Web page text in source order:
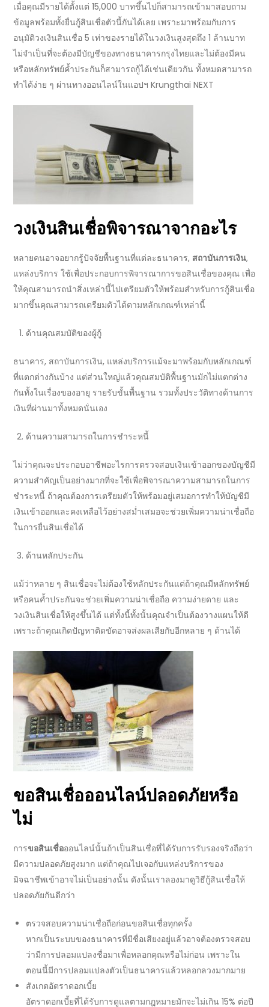
เมื่อคุณมีรายได้ตั้งแต่15,000บาทขึ้นไปก็สามารถเข้ามาสอบถาม
ข้อมูลพร้อมทั้งยื่นกู้สินเชื่อตัวนี้กันได้เลย เพราะมาพร้อมกับการ
อนุมัติวงเงินสินเชื่อ 5 เท่าของรายได้ในวงเงินสูงสุดถึง 1 ล้านบาท
ไม่จำเป็นที่จะต้องมีบัญชีของทางธนาคารกรุงไทยและไม่ต้องมีคน
หรือหลักทรัพย์ค้ำประกันก็สามารถกู้ได้เช่นเดียวกัน ทั้งหมดสามารถ
ทำได้ง่าย ๆ ผ่านทางออนไลน์ในแอปฯ Krungthai NEXT
วงเงินสินเชื่อพิจารณาจากอะไร
หลายคนอาจอยากรู้ปัจจัยพื้นฐานที่แต่ละธนาคาร, สถาบันการเงิน,
แหล่งบริการ ใช้เพื่อประกอบการพิจารณาการขอสินเชื่อของคุณ เพื่อ
ให้คุณสามารถนำสิ่งเหล่านี้ไปเตรียมตัวให้พร้อมสำหรับการกู้สินเชื่อ
มากขึ้นคุณสามารถเตรียมตัวได้ตามหลักเกณฑ์เหล่านี้
ด้านคุณสมบัติของผู้กู้
ธนาคาร, สถาบันการเงิน, แหล่งบริการแม้จะมาพร้อมกับหลักเกณฑ์
ที่แตกต่างกันบ้าง แต่ส่วนใหญ่แล้วคุณสมบัติพื้นฐานมักไม่แตกต่าง
กันทั้งในเรื่องของอายุ รายรับขั้นพื้นฐาน รวมทั้งประวัติทางด้านการ
เงินที่ผ่านมาทั้งหมดนั่นเอง
ด้านความสามารถในการชำระหนี้
ไม่ว่าคุณจะประกอบอาชีพอะไรการตรวจสอบเงินเข้าออกของบัญชีมี
ความสำคัญเป็นอย่างมากที่จะใช้เพื่อพิจารณาความสามารถในการ
ชำระหนี้ ถ้าคุณต้องการเตรียมตัวให้พร้อมอยู่เสมอการทำให้บัญชีมี
เงินเข้าออกและคงเหลือไว้อย่างสม่ำเสมอจะช่วยเพิ่มความน่าเชื่อถือ
ในการยื่นสินเชื่อได้
ด้านหลักประกัน
แม้ว่าหลาย ๆ สินเชื่อจะไม่ต้องใช้หลักประกันแต่ถ้าคุณมีหลักทรัพย์
หรือคนค้ำประกันจะช่วยเพิ่มความน่าเชื่อถือ ความง่ายดาย และ
วงเงินสินเชื่อให้สูงขึ้นได้ แต่ทั้งนี้ทั้งนั้นคุณจำเป็นต้องวางแผนให้ดี
เพราะถ้าคุณเกิดปัญหาติดขัดอาจส่งผลเสียกับอีกหลาย ๆ ด้านได้
ขอสินเชื่อออนไลน์ปลอดภัยหรือ
ไม่
การขอสินเชื่อออนไลน์นั้นถ้าเป็นสินเชื่อที่ได้รับการรับรองจริงถือว่า
มีความปลอดภัยสูงมาก แต่ถ้าคุณไปเจอกับแหล่งบริการของ
มิจฉาชีพเข้าอาจไม่เป็นอย่างนั้น ดังนั้นเราลองมาดูวิธีกู้สินเชื่อให้
ปลอดภัยกันดีกว่า
ตรวจสอบความน่าเชื่อถือก่อนขอสินเชื่อทุกครั้ง
หากเป็นระบบของธนาคารที่มีชื่อเสียงอยู่แล้วอาจต้องตรวจสอบ
ว่ามีการปลอมแปลงชื่อมาเพื่อหลอกคุณหรือไม่ก่อน เพราะใน
ตอนนี้มีการปลอมแปลงตัวเป็นธนาคารแล้วหลอกลวงมากมาย
สังเกตอัตราดอกเบี้ย
อัตราดอกเบี้ยที่ได้รับการดูแลตามกฎหมายมักจะไม่เกิน 15% ต่อปี